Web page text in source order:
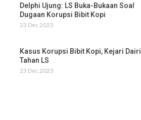
Delphi Ujung: LS Buka-Bukaan Soal
Dugaan Korupsi Bibit Kopi
23 Dec 2023
Kasus Korupsi Bibit Kopi, Kejari Dairi
Tahan LS
23 Dec 2023